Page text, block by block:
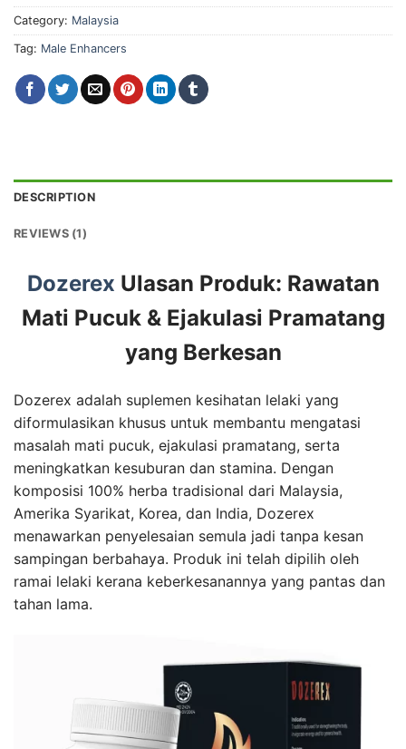
Category: Malaysia
Tag: Male Enhancers
DESCRIPTION
REVIEWS (1)
Dozerex Ulasan Produk: Rawatan
Mati Pucuk & Ejakulasi Pramatang
yang Berkesan
Dozerex adalah suplemen kesihatan lelaki yang
diformulasikan khusus untuk membantu mengatasi
masalah mati pucuk, ejakulasi pramatang, serta
meningkatkan kesuburan dan stamina. Dengan
komposisi 100% herba tradisional dari Malaysia,
Amerika Syarikat, Korea, dan India, Dozerex
menawarkan penyelesaian semula jadi tanpa kesan
sampingan berbahaya. Produk ini telah dipilih oleh
ramai lelaki kerana keberkesanannya yang pantas dan
tahan lama.